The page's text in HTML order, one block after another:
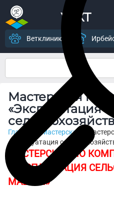
УСХТ
Ветклиника
Мастерская по
«Эксплуатация
Главная Мастерские
«Эксплуатация
МАСТЕРСКАЯ ПО
«ЭКСПЛУАТАЦИЯ
МАШИН»